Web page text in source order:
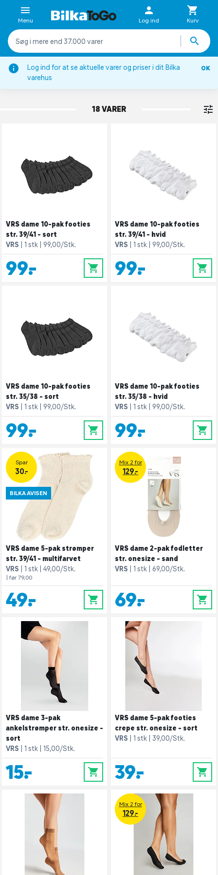
Log ind for at se aktuelle varer og priser i dit Bilka
varehus
OK
Menu Log ind Kurv
Strømper
ANKELSTRØMPER
18 VARER
VRS dame 10-pak footies
str. 39/41 - sort
VRS
1 stk 99,00/Stk.
99,- 0
VRS dame 10-pak footies
str. 39/41 - hvid
VRS
1 stk 99,00/Stk.
99,- 0
VRS dame 10-pak footies
str. 35/38 - sort
VRS
1 stk 99,00/Stk.
99,- 0
VRS dame 10-pak footies
str. 35/38 - hvid
VRS
1 stk 99,00/Stk.
99,- 0
Spar
30.-
BILKA AVISEN
VRS dame 5-pak strømper
str. 39/41 - multifarvet
VRS
1 stk 49,00/Stk.
| før 79,00
49,- 0
Mix 2 for
129.-
VRS dame 2-pak fodletter
str. onesize - sand
VRS
1 stk 69,00/Stk.
69,- 0
VRS dame 3-pak
ankelstrømper str. onesize -
sort
VRS
1 stk 15,00/Stk.
15,- 0
VRS dame 5-pak footies
crepe str. onesize - sort
VRS
1 stk 39,00/Stk.
39,- 0
Mix 2 for
129.-